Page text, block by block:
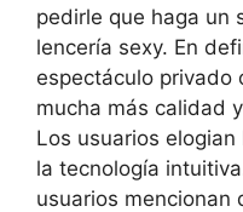
pedirle que haga un
lencería sexy. En
espectáculo privado
mucha más calidad
Los usuarios
la tecnología
usuarios mencionan